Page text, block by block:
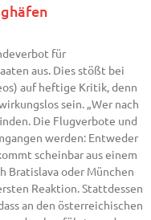
für
aus. Dies stößt bei
auf heftige Kritik, denn
sein. „Wer nach
Die Flugverbote und
werden: Entweder
scheinbar aus einem
Bratislava oder München
Reaktion. Stattdessen
an den österreichischen